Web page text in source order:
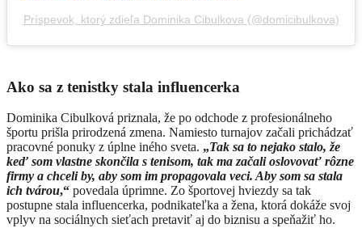
Príspevok, ktorý zdieľa Dominika Cibulkova (@domicibulkova)
Ako sa z tenistky stala influencerka
Dominika Cibulková priznala, že po odchode z profesionálneho
športu prišla prirodzená zmena. Namiesto turnajov začali prichádzať
pracovné ponuky z úplne iného sveta. „Tak sa to nejako stalo, že
keď som vlastne skončila s tenisom, tak ma začali oslovovať rôzne
firmy a chceli by, aby som im propagovala veci. Aby som sa stala
ich tvárou,“ povedala úprimne. Zo športovej hviezdy sa tak
postupne stala influencerka, podnikateľka a žena, ktorá dokáže svoj
vplyv na sociálnych sieťach pretaviť aj do biznisu a speňažiť ho.